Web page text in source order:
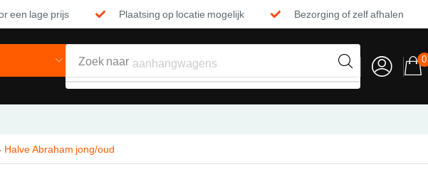
een lage prijs Plaatsing op locatie mogelijk Bezorging of zelf afhalen
Zoek naar aanhangwagens 0
Halve Abraham jong/oud